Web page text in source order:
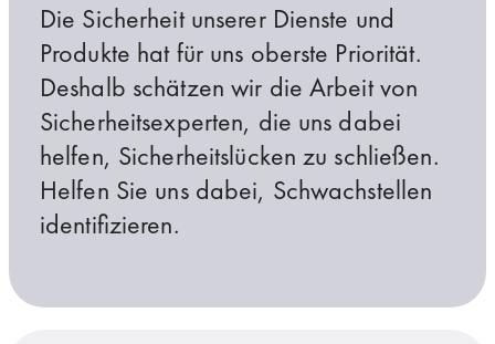
Die Sicherheit unserer Dienste und
Produkte hat für uns oberste Priorität.
Deshalb schätzen wir die Arbeit von
Sicherheitsexperten, die uns dabei
helfen, Sicherheitslücken zu schließen.
Helfen Sie uns dabei, Schwachstellen
identifizieren.